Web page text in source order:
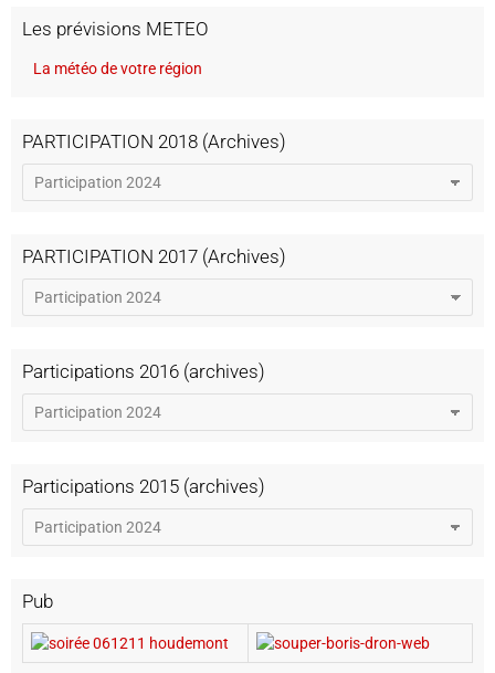
Les prévisions METEO
La météo de votre région
PARTICIPATION 2018 (Archives)
PARTICIPATION 2017 (Archives)
Participations 2016 (archives)
Participations 2015 (archives)
Pub